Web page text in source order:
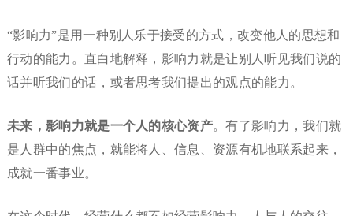
“影响力”是用一种别人乐于接受的方式，改变他人的思想和
行动的能力。直白地解释，影响力就是让别人听见我们说的
话并听我们的话，或者思考我们提出的观点的能力。
未来，影响力就是一个人的核心资产。有了影响力，我们就
是人群中的焦点，就能将人、信息、资源有机地联系起来，
成就一番事业。